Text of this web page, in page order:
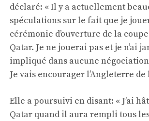
déclaré: « Il y a actuellement
spéculations sur le fait que je
cérémonie d’ouverture de la
Qatar. Je ne jouerai pas et je n’ai
impliqué dans aucune
Je vais encourager l’Angleterre
Elle a poursuivi en disant: « J’ai
Qatar quand il aura rempli tous